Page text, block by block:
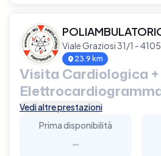
Viale Graziosi 31/1 -
23.9 km
Visita Cardiologica +
Vedi altre prestazioni
Prima disponibilità
-